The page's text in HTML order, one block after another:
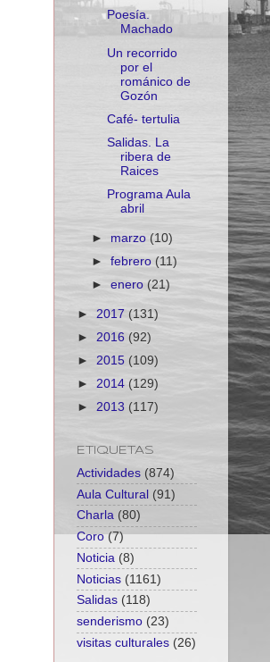
Poesía.
Machado
Un recorrido
por el
románico de
Gozón
Café- tertulia
Salidas. La
ribera de
Raices
Programa Aula
abril
► marzo (10)
►febrero(11)
►enero(21)
► 2017 (131)
► 2016 (92)
► 2015 (109)
► 2014 (129)
► 2013 (117)
ETIQUETAS
Actividades (874)
Aula Cultural (91)
Charla (80)
Coro (7)
Noticia (8)
Noticias (1161)
Salidas (118)
senderismo (23)
visitas culturales (26)